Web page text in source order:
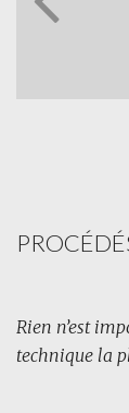
Rien n’est
technique la